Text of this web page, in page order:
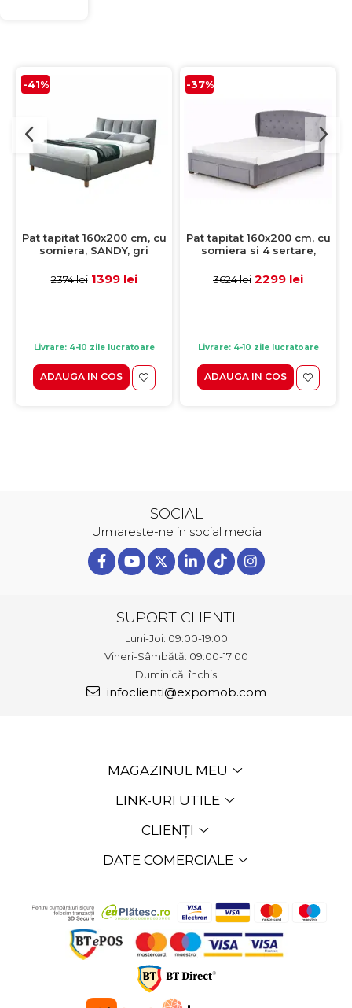
-41%
Pat tapitat 160x200 cm, cu
somiera, SANDY, gri
2374 lei 1399 lei
Livrare: 4-10 zile lucratoare
ADAUGA IN COS
-37%
Pat tapitat 160x200 cm, cu
somiera si 4 sertare,
3624 lei 2299 lei
Livrare: 4-10 zile lucratoare
ADAUGA IN COS
SOCIAL
Urmareste-ne in social media
SUPORT CLIENTI
Luni-Joi: 09:00-19:00
Vineri-Sâmbătă: 09:00-17:00
Duminică: închis
infoclienti@expomob.com
MAGAZINUL MEU
LINK-URI UTILE
CLIENȚI
DATE COMERCIALE